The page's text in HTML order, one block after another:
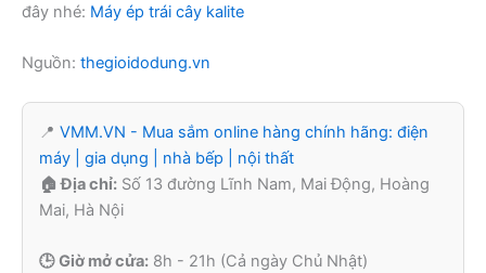
đây nhé: Máy ép trái cây kalite
Nguồn: thegioidodung.vn
📍 VMM.VN - Mua sắm online hàng chính hãng: điện
máy | gia dụng | nhà bếp | nội thất
🏠 Địa chỉ: Số 13 đường Lĩnh Nam, Mai Động, Hoàng
Mai, Hà Nội
🕒 Giờ mở cửa: 8h - 21h (Cả ngày Chủ Nhật)